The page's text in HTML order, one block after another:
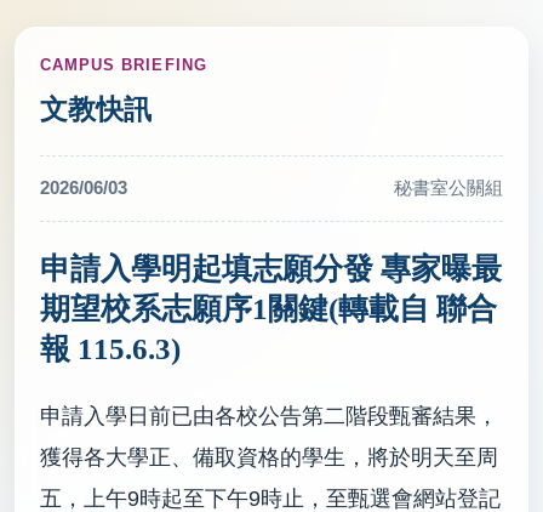
CAMPUS BRIEFING
文教快訊
2026/06/03 秘書室公關組
申請入學明起填志願分發 專家曝最
期望校系志願序1關鍵(轉載自 聯合
報 115.6.3)
申請入學日前已由各校公告第二階段甄審結果，
獲得各大學正、備取資格的學生，將於明天至周
五，上午9時起至下午9時止，至甄選會網站登記